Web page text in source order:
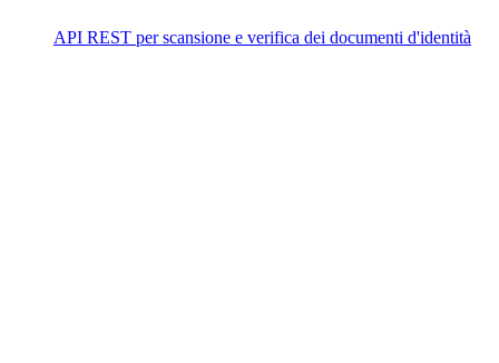
API REST per scansione e verifica dei documenti d'identità